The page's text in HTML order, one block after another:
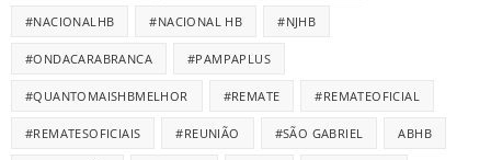
#NACIONALHB #NACIONAL HB #NJHB
#ONDACARABRANCA #PAMPAPLUS
#QUANTOMAISHBMELHOR #REMATE #REMATEOFICIAL
#REMATESOFICIAIS #REUNIÃO #SÃO GABRIEL ABHB